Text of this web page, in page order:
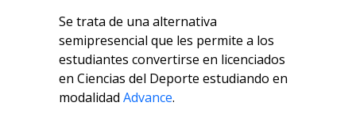
Se trata de una alternativa
semipresencial que les permite a los
estudiantes convertirse en licenciados
en Ciencias del Deporte estudiando en
modalidad Advance.